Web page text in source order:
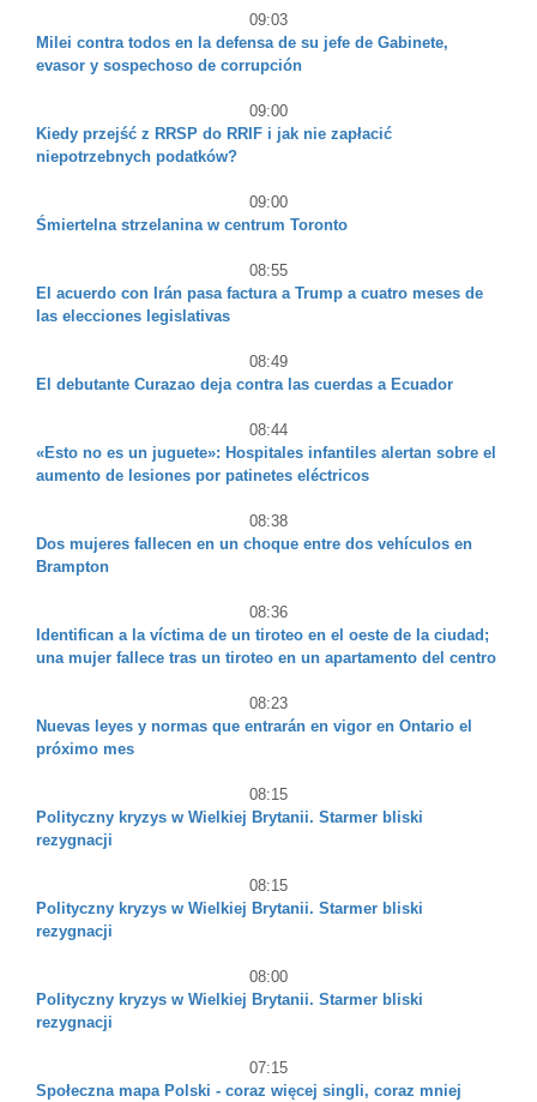
09:03
Milei contra todos en la defensa de su jefe de Gabinete,
evasor y sospechoso de corrupción
09:00
Kiedy przejść z RRSP do RRIF i jak nie zapłacić
niepotrzebnych podatków?
09:00
Śmiertelna strzelanina w centrum Toronto
08:55
El acuerdo con Irán pasa factura a Trump a cuatro meses de
las elecciones legislativas
08:49
El debutante Curazao deja contra las cuerdas a Ecuador
08:44
«Esto no es un juguete»: Hospitales infantiles alertan sobre el
aumento de lesiones por patinetes eléctricos
08:38
Dos mujeres fallecen en un choque entre dos vehículos en
Brampton
08:36
Identifican a la víctima de un tiroteo en el oeste de la ciudad;
una mujer fallece tras un tiroteo en un apartamento del centro
08:23
Nuevas leyes y normas que entrarán en vigor en Ontario el
próximo mes
08:15
Polityczny kryzys w Wielkiej Brytanii. Starmer bliski
rezygnacji
08:15
Polityczny kryzys w Wielkiej Brytanii. Starmer bliski
rezygnacji
08:00
Polityczny kryzys w Wielkiej Brytanii. Starmer bliski
rezygnacji
07:15
Społeczna mapa Polski - coraz więcej singli, coraz mniej